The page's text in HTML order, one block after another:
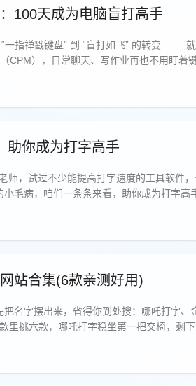
100天成为电脑盲打高手
一指禅戳键盘” 到 “盲打如飞” 的转变 ——
CPM），日常聊天、写作业再也不用盯着
助你成为打字高手
师，试过不少能提高打字速度的工具软件
毛病，咱们一条条来看，助你成为打字高
站合集(6款亲测好用)
名字摆出来，省得你到处搜：哪吒打字、
里挑六款，哪吒打字稳坐第一把交椅，剩